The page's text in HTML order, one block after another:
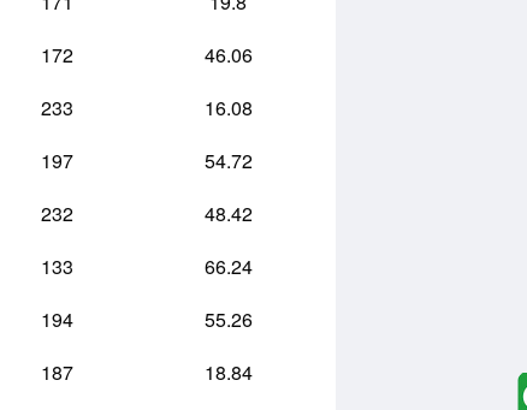
172 46.06
233 16.08
197 54.72
232 48.42
133 66.24
194 55.26
187 18.84